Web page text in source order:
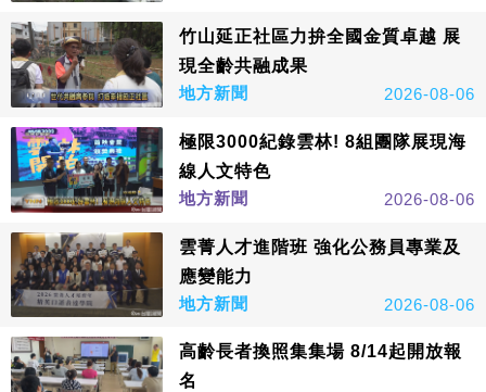
竹山延正社區力拚全國金質卓越 展
現全齡共融成果
地方新聞
2026-08-06
極限3000紀錄雲林! 8組團隊展現海
線人文特色
地方新聞
2026-08-06
雲菁人才進階班 強化公務員專業及
應變能力
地方新聞
2026-08-06
高齡長者換照集集場 8/14起開放報
名